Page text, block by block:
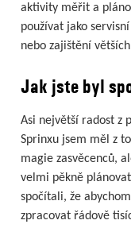
aktivity měřit a
používat jako
nebo zajištění
Jak jste byl
Asi největší radost z
Sprinxu jsem měl z
magie zasvěcenců,
velmi pěkně
spočítali, že
zpracovat řádově